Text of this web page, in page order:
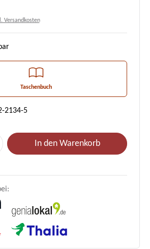
Versandkosten
Taschenbuch
2134-5
Gib den gewünschten
In den Warenkorb